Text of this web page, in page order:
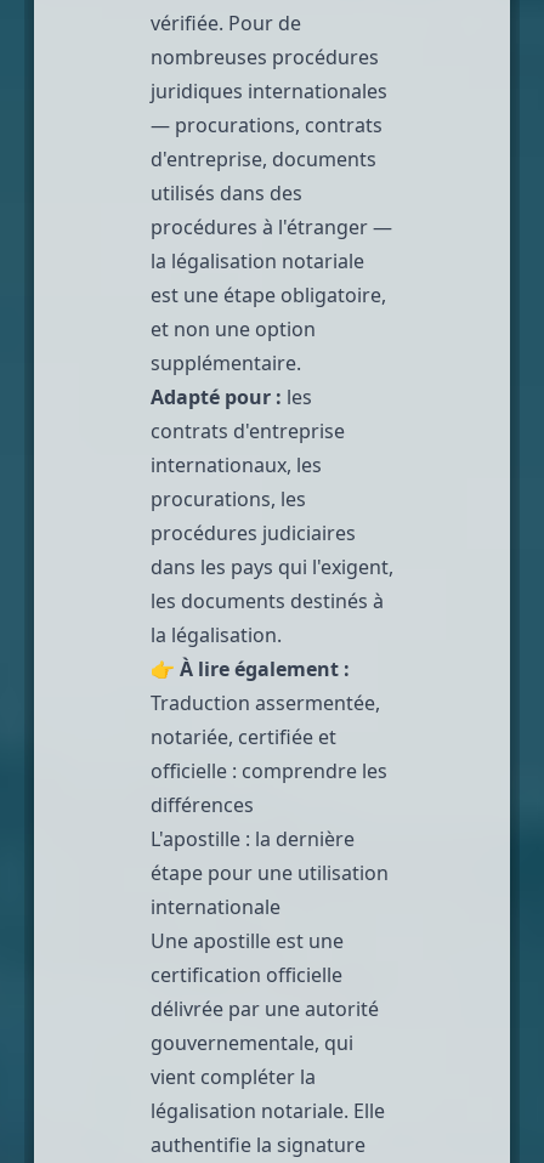
vérifiée. Pour de
nombreuses procédures
juridiques internationales
— procurations, contrats
d'entreprise, documents
utilisés dans des
procédures à l'étranger —
la légalisation notariale
est une étape obligatoire,
et non une option
supplémentaire.
Adapté pour : les
contrats d'entreprise
internationaux, les
procurations, les
procédures judiciaires
dans les pays qui l'exigent,
les documents destinés à
la légalisation.
👉 À lire également :
Traduction assermentée,
notariée, certifiée et
officielle : comprendre les
différences
L'apostille : la dernière
étape pour une utilisation
internationale
Uneapostille est une
certification officielle
délivrée par une autorité
gouvernementale, qui
vient compléter la
légalisation notariale. Elle
authentifie la signature